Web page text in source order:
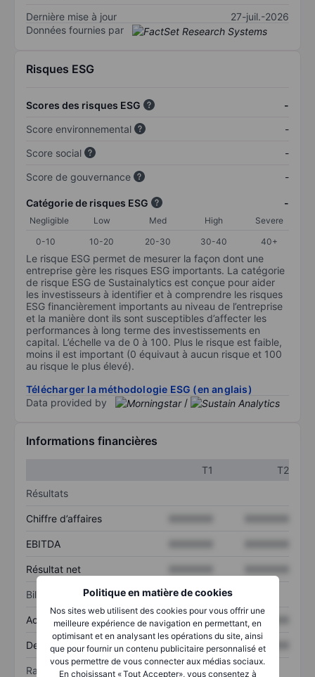
Politique en matière de cookies
Nos sites web utilisent des cookies pour vous offrir une
meilleure expérience de navigation en permettant, en
optimisant et en analysant les opérations du site, ainsi
que pour fournir un contenu publicitaire personnalisé et
vous permettre de vous connecter aux médias sociaux.
En choisissant « Tout Accepter», vous consentez à
Dernière mise à jour
27-juil.-2026
Données fournies par
Risques ESG
Scores des risques ESG
-
Score environnemental
-
Score social
-
Score de gouvernance
-
Catégorie de risques ESG -
Negligible Low Med High
Severe
0-10
10-20 20-30 30-40 40+
Le risque ESG permet de mesurer la façon dont une
entreprise gère les risques ESG importants. La catégorie
de risque ESG de Sustainalytics est conçue pour aider
les investisseurs à identifier et à comprendre les risques
ESG financièrement importants au niveau de l’entreprise
et la manière dont ils sont susceptibles d’affecter les
performances à long terme des investissements en
capital. L’échelle va de 0 à 100. Plus le risque est faible,
moins il est important (0 équivaut à aucun risque et 100
au risque le plus élevé).
Télécharger la méthodologie ESG (en anglais)
Data provided by
/
Informations financières
T1
T2
Résultats
Chiffre d’affaires
EBITDA
Résultat net
Bilan
Actif total XXXXXXX XXXXXXX
Dette totale XXXXXXX XXXXXXX
Ratios